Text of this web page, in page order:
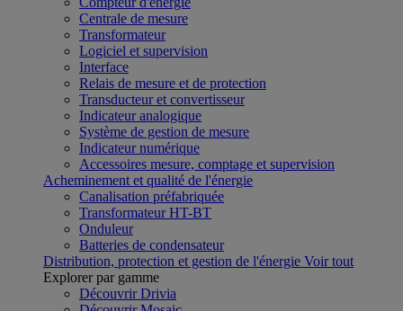
Centrale de mesure
Transformateur
Logiciel et supervision
Interface
Relais de mesure et de protection
Transducteur et convertisseur
Indicateur analogique
Système de gestion de mesure
Indicateur numérique
Accessoires mesure, comptage et supervision
Acheminement et qualité de l'énergie
Canalisation préfabriquée
Transformateur HT-BT
Onduleur
Batteries de condensateur
Distribution, protection et gestion de l'énergie Voir tout
Explorer par gamme
Découvrir Drivia